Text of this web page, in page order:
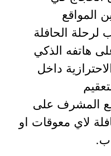
المواقع
لرحلة الحافلة
هاتفه الذكي
داخل
المشرف على
لاي معوقات او